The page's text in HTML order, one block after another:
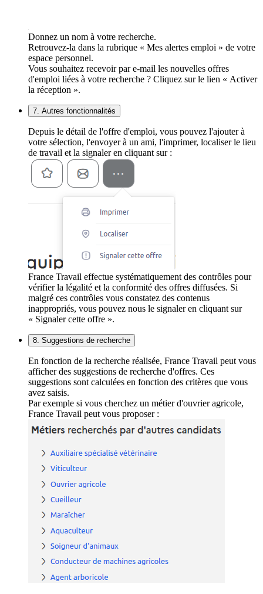
Donnez un nom à votre recherche.
Retrouvez-la dans la rubrique « Mes alertes emploi » de votre
espace personnel.
Vous souhaitez recevoir par e-mail les nouvelles offres
d'emploi liées à votre recherche ? Cliquez sur le lien « Activer
la réception ».
7. Autres fonctionnalités
Depuis le détail de l'offre d'emploi, vous pouvez l'ajouter à
votre sélection, l'envoyer à un ami, l'imprimer, localiser le lieu
de travail et la signaler en cliquant sur :
France Travail effectue systématiquement des contrôles pour
vérifier la légalité et la conformité des offres diffusées. Si
malgré ces contrôles vous constatez des contenus
inappropriés, vous pouvez nous le signaler en cliquant sur
« Signaler cette offre ».
8. Suggestions de recherche
En fonction de la recherche réalisée, France Travail peut vous
afficher des suggestions de recherche d'offres. Ces
suggestions sont calculées en fonction des critères que vous
avez saisis.
Par exemple si vous cherchez un métier d'ouvrier agricole,
France Travail peut vous proposer :